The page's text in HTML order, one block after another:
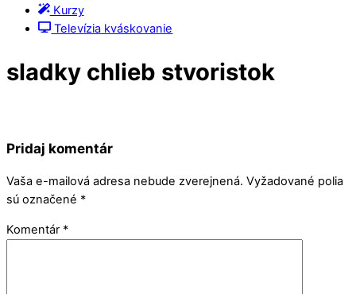
Kurzy
Televízia kváskovanie
sladky chlieb stvoristok
Pridaj komentár
Vaša e-mailová adresa nebude zverejnená. Vyžadované polia
sú označené *
Komentár *